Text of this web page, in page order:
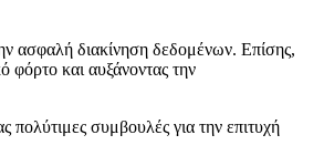
ασφαλή διακίνηση δεδομένων. Επίσης,
φόρτο και αυξάνοντας την
συμβουλές για την επιτυχή